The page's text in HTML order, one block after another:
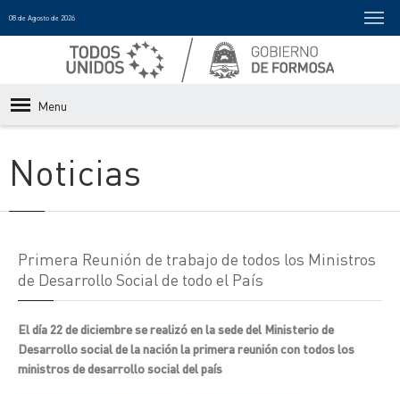
08 de Agosto de 2026
Menu
Noticias
Primera Reunión de trabajo de todos los Ministros
de Desarrollo Social de todo el País
El día 22 de diciembre se realizó en la sede del Ministerio de
Desarrollo social de la nación la primera reunión con todos los
ministros de desarrollo social del país